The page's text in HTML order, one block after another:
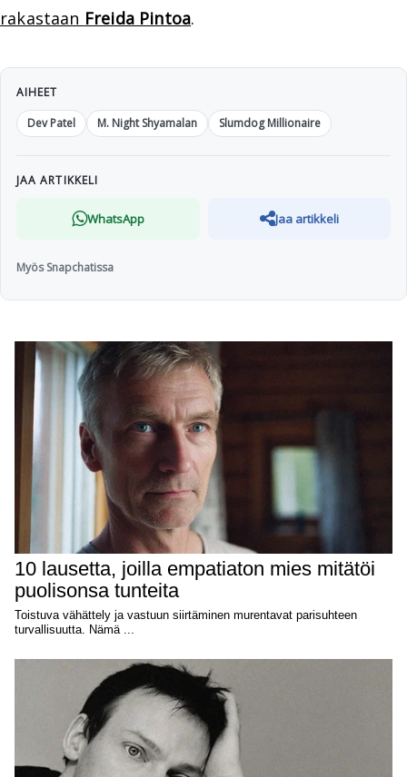
rakastaan Freida Pintoa.
AIHEET
Dev Patel
M. Night Shyamalan Slumdog Millionaire
JAA ARTIKKELI
WhatsApp Jaa artikkeli
Myös Snapchatissa